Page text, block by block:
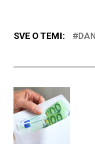
SVE O TEMI: